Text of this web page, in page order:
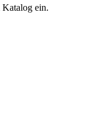
Katalog ein.